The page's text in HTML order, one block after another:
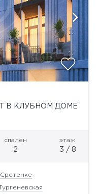
В КЛУБНОМ ДОМЕ
спален
2
этаж
3 / 8